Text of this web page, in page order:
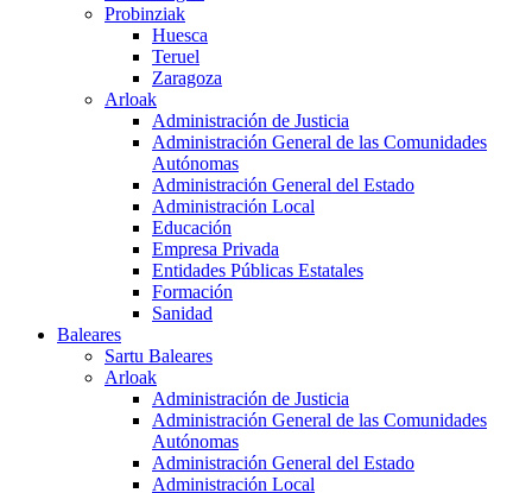
Probinziak
Huesca
Teruel
Zaragoza
Arloak
Administración de Justicia
Administración General de las Comunidades
Autónomas
Administración General del Estado
Administración Local
Educación
Empresa Privada
Entidades Públicas Estatales
Formación
Sanidad
Baleares
Sartu Baleares
Arloak
Administración de Justicia
Administración General de las Comunidades
Autónomas
Administración General del Estado
Administración Local